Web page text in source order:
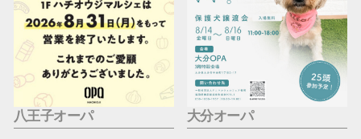
八王子オーパ 大分オーパ